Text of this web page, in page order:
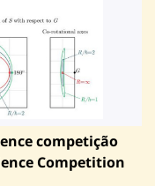
competição
Competition